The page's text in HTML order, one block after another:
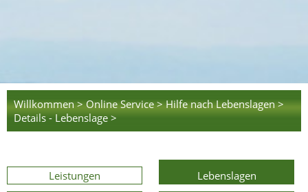
Willkommen > Online Service > Hilfe nach Lebenslagen >
Details - Lebenslage >
Leistungen
Lebenslagen